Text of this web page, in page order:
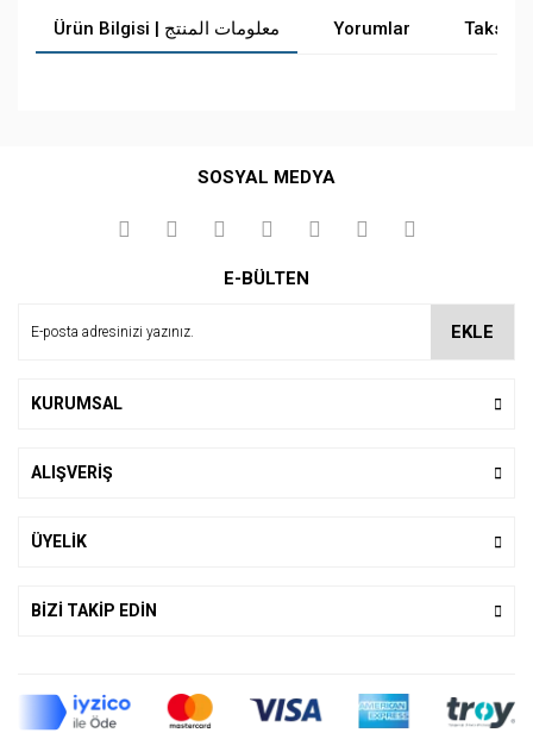
Ürün Bilgisi | معلومات المنتج Yorumlar Taksit
SOSYAL MEDYA
E-BÜLTEN
EKLE
KURUMSAL
ALIŞVERİŞ
ÜYELİK
BİZİ TAKİP EDİN